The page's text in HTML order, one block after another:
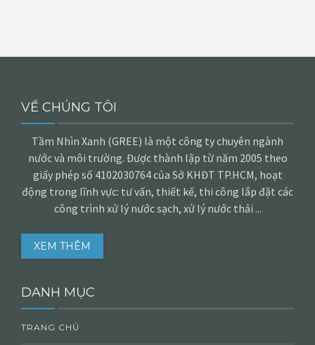
VỀ CHÚNG TÔI
Tầm Nhìn Xanh (GREE) là một công ty chuyên ngành
nước và môi trường. Được thành lập từ năm 2005 theo
giấy phép số 4102030764 của Sở KHĐT TP.HCM, hoạt
động trong lĩnh vực: tư vấn, thiết kế, thi công lắp đặt các
công trình xử lý nước sạch, xử lý nước thải ...
XEM THÊM
DANH MỤC
TRANG CHỦ